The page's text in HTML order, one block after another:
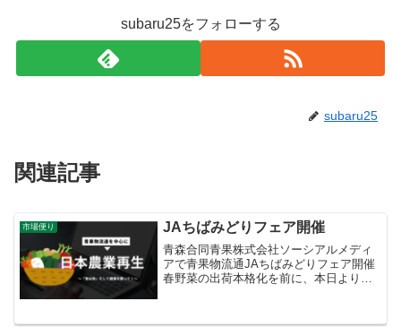
subaru25をフォローする
subaru25
関連記事
市場便り JAちばみどりフェア開催
青森合同青果株式会社ソーシアルメディ
アで青果物流通JAちばみどりフェア開催
春野菜の出荷本格化を前に、本日より青